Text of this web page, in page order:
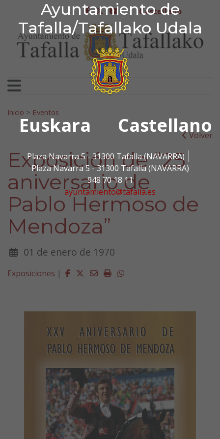
Ayuntamiento de
Tafalla/Tafallako Udala
Euskara Castellano
Plaza Navarra 5 - 31300 Tafalla (NAVARRA)
Plaza Navarra 5 - 31300 Tafalla (NAVARRA)
948 70 18 11
ayuntamiento@tafalla.es
Ir al contenido
Ayuntamiento de
facebook
twitter
youtubeCastellano
Search for:
Inicio > Eventos
Volver
Exposición de “25
aniversario de
Pablo Hermoso de
Mendoza”
01 de enero de 1970
Exposiciones | Facebook
Twitter
EmailImprimirWhatsapp